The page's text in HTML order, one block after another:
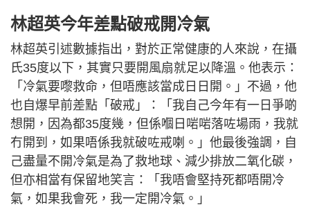
林超英今年差點破戒開冷氣
林超英引述數據指出，對於正常健康的人來說，在攝
氏35度以下，其實只要開風扇就足以降溫。他表示：
「冷氣要嚟救命，但唔應該當成日日開。」不過，他
也自爆早前差點「破戒」：「我自己今年有一日爭啲
想開，因為都35度幾，但係嗰日啱啱落咗場雨，我就
冇開到，如果唔係我就破咗戒喇。」他最後強調，自
己盡量不開冷氣是為了救地球、減少排放二氧化碳，
但亦相當有保留地笑言：「我唔會堅持死都唔開冷
氣，如果我會死，我一定開冷氣。」